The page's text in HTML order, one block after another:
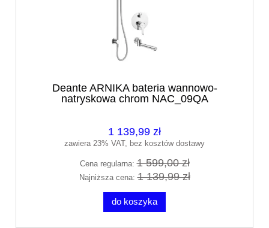
Deante ARNIKA bateria wannowo-
natryskowa chrom NAC_09QA
1 139,99 zł
zawiera 23% VAT, bez kosztów dostawy
Cena regularna:1 599,00 zł
Najniższa cena:1 139,99 zł
do koszyka